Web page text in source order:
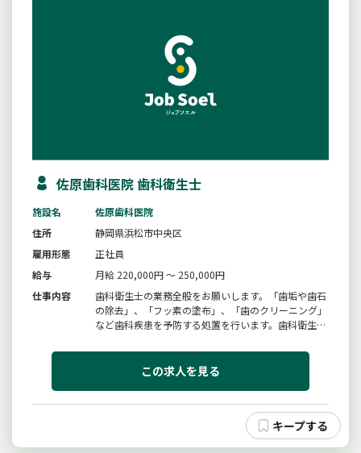
佐原歯科医院 歯科衛生士
施設名
佐原歯科医院
住所
静岡県浜松市中央区
雇用形態
正社員
給与
月給 220,000円 ～ 250,000円
仕事内容
歯科衛生士の業務全般をお願いします。「歯垢や歯石
の除去」、「フッ素の塗布」、「歯のクリーニング」
など歯科疾患を予防する処置を行います。歯科衛生士
取り入れています。※未経験・ブランクある方でも大
丈夫！！「変更範囲：変更なし」
この求人を見る